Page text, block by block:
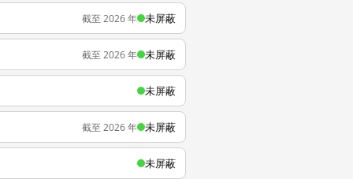
截至 2026 年 未屏蔽
截至 2026 年 未屏蔽
未屏蔽
截至 2026 年 未屏蔽
未屏蔽